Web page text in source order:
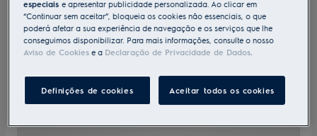
especiaise apresentar publicidade personalizada. Ao clicar em
“Continuar sem aceitar”, bloqueia os cookies não essenciais, o que
poderá afetar a sua experiência de navegação e os serviços que lhe
conseguimos disponibilizar. Para mais informações, consulte o nosso
Aviso de Cookies e a Declaração de Privacidade de Dados.
Definições de cookies Aceitar todos os cookies